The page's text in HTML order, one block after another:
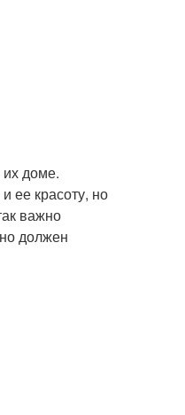
доме.
ее красоту, но
важно
должен